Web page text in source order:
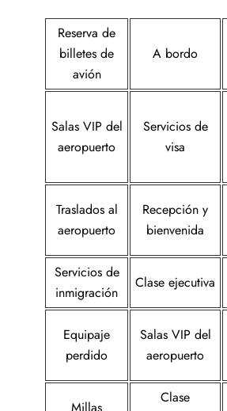
Reserva de
billetes de
avión
A bordo
Salas VIP del
aeropuerto
Servicios de
visa
Traslados al
aeropuerto
Recepción y
bienvenida
Servicios de
inmigración
Clase ejecutiva
Equipaje
perdido
Salas VIP del
aeropuerto
Clase